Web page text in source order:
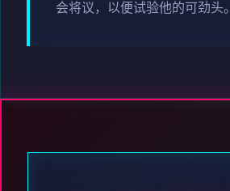
会将议，以便试验他的可劲头。